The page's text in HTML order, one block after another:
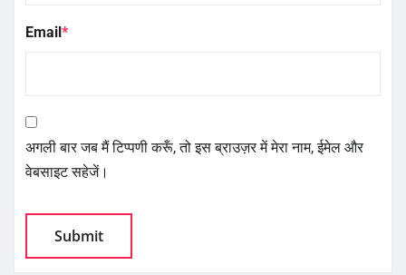
Email *
अगली बार जब मैं टिप्पणी करूँ, तो इस ब्राउज़र में मेरा नाम, ईमेल और
वेबसाइट सहेजें।